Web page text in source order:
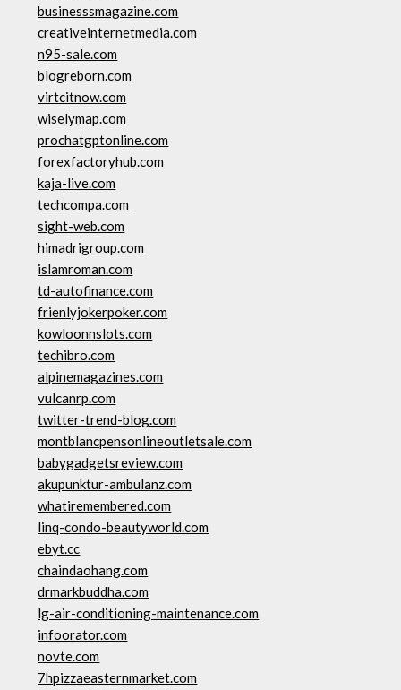
businesssmagazine.com
creativeinternetmedia.com
n95-sale.com
blogreborn.com
virtcitnow.com
wiselymap.com
prochatgptonline.com
forexfactoryhub.com
kaja-live.com
techcompa.com
sight-web.com
himadrigroup.com
islamroman.com
td-autofinance.com
frienlyjokerpoker.com
kowloonnslots.com
techibro.com
alpinemagazines.com
vulcanrp.com
twitter-trend-blog.com
montblancpensonlineoutletsale.com
babygadgetsreview.com
akupunktur-ambulanz.com
whatiremembered.com
linq-condo-beautyworld.com
ebyt.cc
chaindaohang.com
drmarkbuddha.com
lg-air-conditioning-maintenance.com
infoorator.com
novte.com
7hpizzaeasternmarket.com